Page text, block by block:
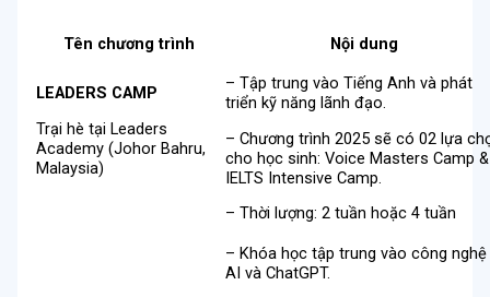
Tên chương trình Nội dung
LEADERS CAMP
Trại hè tại Leaders
Academy (Johor Bahru,
Malaysia)
– Tập trung vào Tiếng Anh và phát
triển kỹ năng lãnh đạo.
– Chương trình 2025 sẽ có 02 lựa
cho học sinh: Voice Masters Camp &
IELTS Intensive Camp.
– Thời lượng: 2 tuần hoặc 4 tuần
– Khóa học tập trung vào công nghệ
AI và ChatGPT.